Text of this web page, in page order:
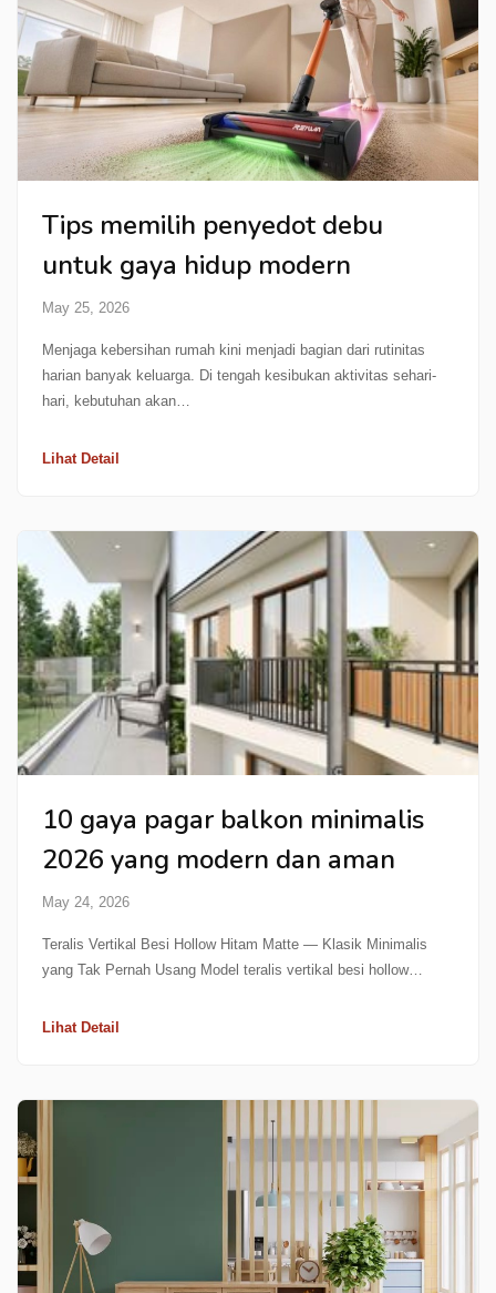
Tips memilih penyedot debu
untuk gaya hidup modern
May 25, 2026
Menjaga kebersihan rumah kini menjadi bagian dari rutinitas
harian banyak keluarga. Di tengah kesibukan aktivitas sehari-
hari, kebutuhan akan…
Lihat Detail
10 gaya pagar balkon minimalis
2026 yang modern dan aman
May 24, 2026
Teralis Vertikal Besi Hollow Hitam Matte — Klasik Minimalis
yang Tak Pernah Usang Model teralis vertikal besi hollow…
Lihat Detail